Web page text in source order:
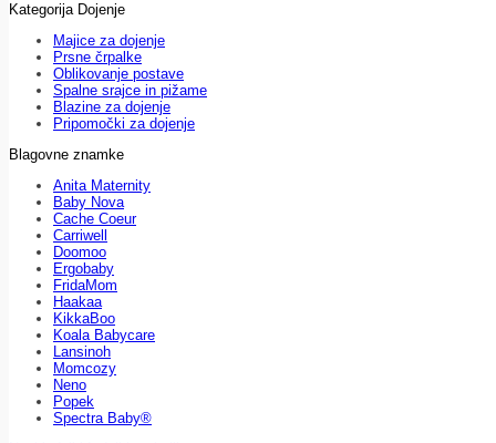
Kategorija Dojenje
Majice za dojenje
Prsne črpalke
Oblikovanje postave
Spalne srajce in pižame
Blazine za dojenje
Pripomočki za dojenje
Blagovne znamke
Anita Maternity
Baby Nova
Cache Coeur
Carriwell
Doomoo
Ergobaby
FridaMom
Haakaa
KikkaBoo
Koala Babycare
Lansinoh
Momcozy
Neno
Popek
Spectra Baby®